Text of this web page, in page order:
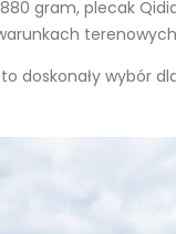
gram, plecak
doskonały wybór